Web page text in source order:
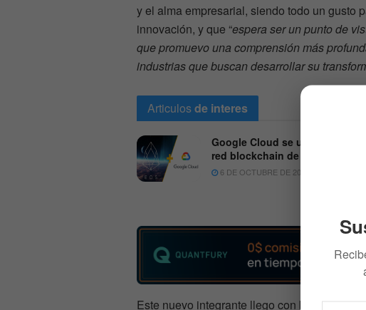
y el alma empresarial, siendo todo un gusto
innovación, y que “espera ser un punto de
que promuevo una comprensión más
industrias que buscan desarrollar su
Articulosde interes
Google Cloud se une a la
red blockchain de EOS
6 DE OCTUBRE DE 2020
Este nuevo integrante llego con bastantes